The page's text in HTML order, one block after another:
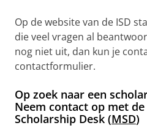
Op de website van de ISD
die veel vragen al
nog niet uit, dan kun je
contactformulier.
Op zoek naar een
Neem contact op met
Scholarship Desk (MSD)